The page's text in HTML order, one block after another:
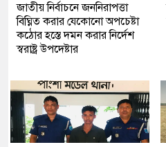
জাতীয় নির্বাচনে জননিরাপত্তা
বিঘ্নিত করার যেকোনো অপচেষ্টা
কঠোর হস্তে দমন করার নির্দেশ
স্বরাষ্ট্র উপদেষ্টার